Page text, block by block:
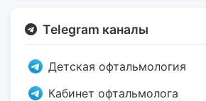
Telegram каналы
Детская офтальмология
Кабинет офтальмолога